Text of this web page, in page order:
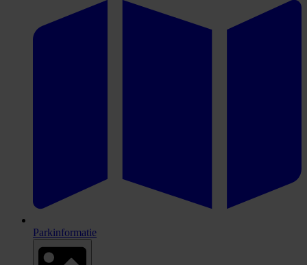
Parkinformatie